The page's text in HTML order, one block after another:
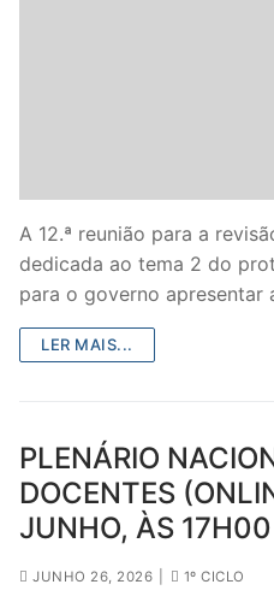
A 12.ª reunião para a
dedicada ao tema 2 do
para o governo
LER MAIS...
PLENÁRIO
DOCENTES
JUNHO, ÀS 17H00
JUNHO 26, 2026 1º CICLO